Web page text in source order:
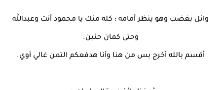
وائل بغضب وهو ينظر أمامه : كله منك يا محمود أنت وعبدالله
وحتى كمان حنين.
أقسم بالله أخرج بس من هنا وأنا هدفعكم التمن غالي أوي.